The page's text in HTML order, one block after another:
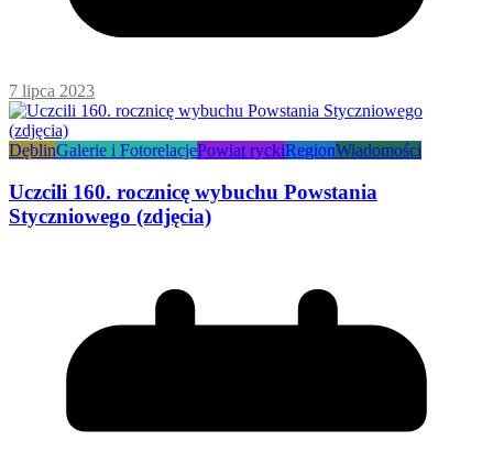
7 lipca 2023
DęblinGalerie i FotorelacjePowiat ryckiRegionWiadomości
Uczcili 160. rocznicę wybuchu Powstania
Styczniowego (zdjęcia)